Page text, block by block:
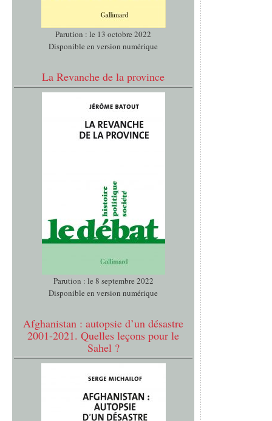
Parution : le 13 octobre 2022
Disponible en version numérique
La Revanche de la province
Parution : le 8 septembre 2022
Disponible en version numérique
Afghanistan : autopsie d’un désastre
2001-2021. Quelles leçons pour le
Sahel ?